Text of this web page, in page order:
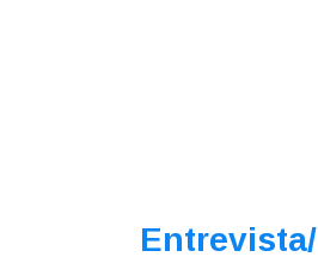
Entrevista/